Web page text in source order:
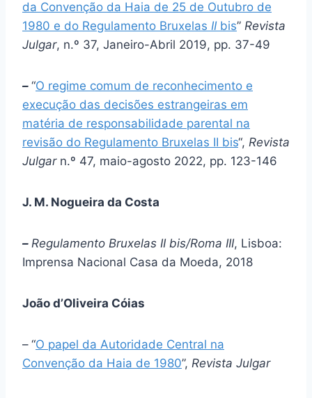
da Convenção da Haia de 25 de Outubro de
1980 e do Regulamento Bruxelas IIbis” Revista
Julgar, n.º 37, Janeiro-Abril 2019, pp. 37-49
– “O regime comum de reconhecimento e
execução das decisões estrangeiras em
matéria de responsabilidade parental na
revisão do Regulamento Bruxelas II bis“, Revista
Julgarn.º 47, maio-agosto 2022, pp. 123-146
J. M. Nogueira da Costa
– Regulamento Bruxelas II bis/Roma III, Lisboa:
Imprensa Nacional Casa da Moeda, 2018
João d’Oliveira Cóias
– “O papel da Autoridade Central na
Convenção da Haia de 1980”, Revista Julgar